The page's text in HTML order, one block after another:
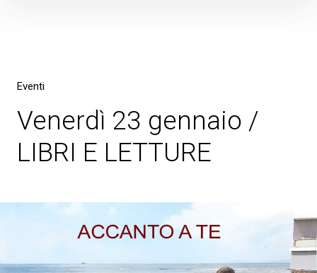
Eventi
Venerdì 23 gennaio /
LIBRI E LETTURE